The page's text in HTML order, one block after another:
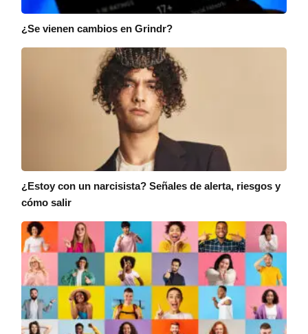
¿Se vienen cambios en Grindr?
¿Estoy con un narcisista? Señales de alerta, riesgos y
cómo salir